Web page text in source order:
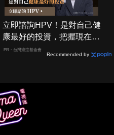
立即諮詢HPV！是對自己健
康最好的投資，把握現在不
嫌晚！
PR・台灣癌症基金會
Recommended by